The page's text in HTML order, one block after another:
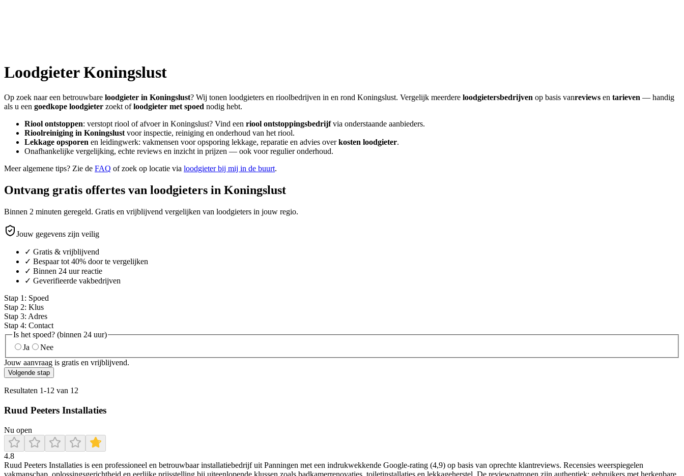
LoodgieterKoningslust
Op zoek naar een betrouwbare loodgieter in Koningslust? Wij tonen loodgieters en rioolbedrijven in en rond Koningslust. Vergelijk meerdere loodgietersbedrijven op basis vanreviews en tarieven — handig
als u een goedkope loodgieter zoekt ofloodgieter met spoed nodig hebt.
Riool ontstoppen: verstopt riool of afvoer in Koningslust? Vind een riool ontstoppingsbedrijfvia onderstaande aanbieders.
Rioolreiniging in Koningslust voor inspectie, reiniging en onderhoud van het riool.
Lekkage opsporen en leidingwerk: vakmensen voor opsporing lekkage, reparatie en advies overkosten loodgieter.
Onafhankelijke vergelijking, echte reviews en inzicht in prijzen — ook voor regulier onderhoud.
Meer algemene tips? Zie de FAQ of zoek op locatie via loodgieter bij mij in de buurt.
Ontvang gratis offertes van loodgieters in Koningslust
Binnen 2 minuten geregeld. Gratis en vrijblijvend vergelijken van loodgieters in jouw regio.
Jouw gegevens zijn veilig
✓ Gratis & vrijblijvend
✓ Bespaar tot 40% door te vergelijken
✓ Binnen 24 uur reactie
✓ Geverifieerde vakbedrijven
Stap 1 : Spoed
Stap 2: Klus
Stap 3: Adres
Stap 4: Contact
Is het spoed? (binnen 24 uur)
Ja
Nee
Jouw aanvraag is gratis en vrijblijvend.
Volgende stap
Resultaten 1-12 van 12
Ruud Peeters Installaties
Nu open
4.8
Ruud Peeters Installaties is een professioneel en betrouwbaar installatiebedrijf uit Panningen met een indrukwekkende Google-rating (4,9) op basis van oprechte klantreviews. Recensies weerspiegelen
vakmanschap, oplossingsgerichtheid en eerlijke prijsstelling bij uiteenlopende klussen zoals badkamerrenovaties, toiletinstallaties en lekkageherstel. De reviewpatronen zijn authentiek: gebruikers met herkenbare